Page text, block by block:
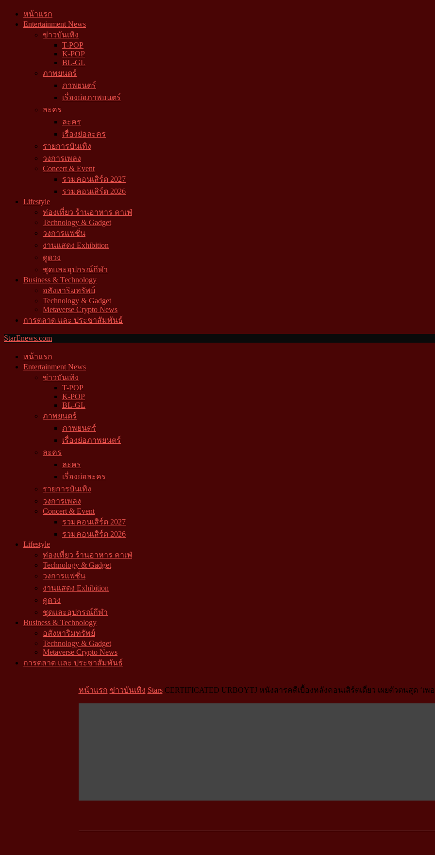
หน้าแรก
Entertainment News
ข่าวบันเทิง
T-POP
K-POP
BL-GL
ภาพยนตร์
ภาพยนตร์
เรื่องย่อภาพยนตร์
ละคร
ละคร
เรื่องย่อละคร
รายการบันเทิง
วงการเพลง
Concert & Event
รวมคอนเสิร์ต 2027
รวมคอนเสิร์ต 2026
Lifestyle
ท่องเที่ยว ร้านอาหาร คาเฟ่
Technology & Gadget
วงการแฟชั่น
งานแสดง Exhibition
ดูดวง
ชุดและอุปกรณ์กีฬา
Business & Technology
อสังหาริมทรัพย์
Technology & Gadget
Metaverse Crypto News
การตลาด และ ประชาสัมพันธ์
StarEnews.com
หน้าแรก
Entertainment News
ข่าวบันเทิง
T-POP
K-POP
BL-GL
ภาพยนตร์
ภาพยนตร์
เรื่องย่อภาพยนตร์
ละคร
ละคร
เรื่องย่อละคร
รายการบันเทิง
วงการเพลง
Concert & Event
รวมคอนเสิร์ต 2027
รวมคอนเสิร์ต 2026
Lifestyle
ท่องเที่ยว ร้านอาหาร คาเฟ่
Technology & Gadget
วงการแฟชั่น
งานแสดง Exhibition
ดูดวง
ชุดและอุปกรณ์กีฬา
Business & Technology
อสังหาริมทรัพย์
Technology & Gadget
Metaverse Crypto News
การตลาด และ ประชาสัมพันธ์
หน้าแรก ข่าวบันเทิง Stars CERTIFICATED URBOYTJ หนังสารคดีเบื้องหลังคอนเสิร์ตเดี่ยว เผยตัวตนสุด ‘เพ